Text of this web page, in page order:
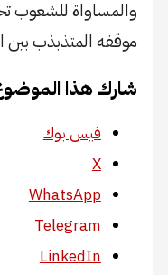
والمساواة للشعوب
موقفه المتذبذب بين
شارك هذا
فيس بوك
X
WhatsApp
Telegram
LinkedIn